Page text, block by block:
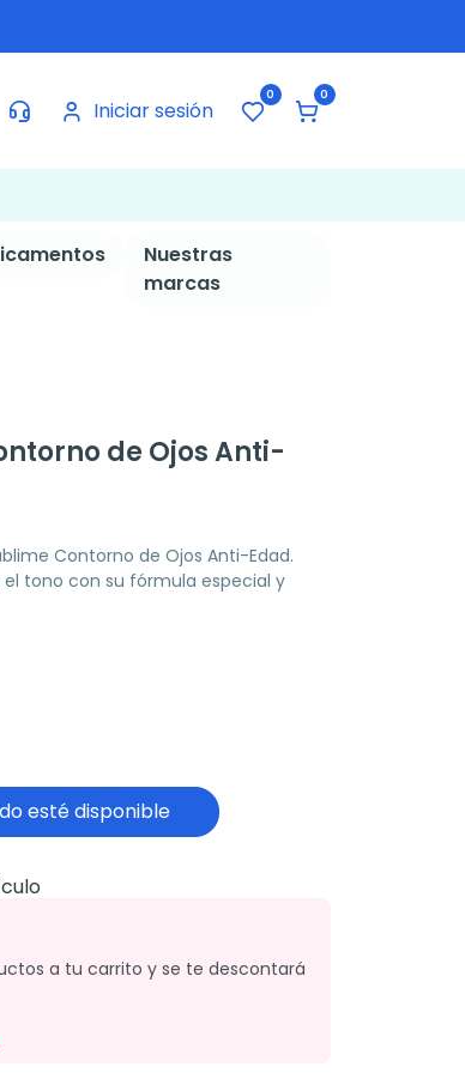
Iniciar sesión
0 0
Nuestras
marcas
de Ojos Anti-
Contorno de Ojos Anti-Edad.
el tono con su fórmula especial y
esté disponible
a tu carrito y se te descontará